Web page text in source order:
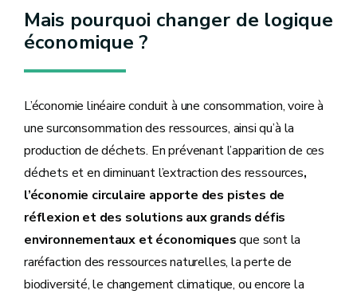
Mais pourquoi changer de logique
économique ?
L’économie linéaire conduit à une consommation, voire à
une surconsommation des ressources, ainsi qu’à la
production de déchets. En prévenant l’apparition de ces
déchets et en diminuant l’extraction des ressources,
l’économie circulaire apporte des pistes de
réflexion et des solutions aux grands défis
environnementaux et économiquesque sont la
raréfaction des ressources naturelles, la perte de
biodiversité, le changement climatique, ou encore la